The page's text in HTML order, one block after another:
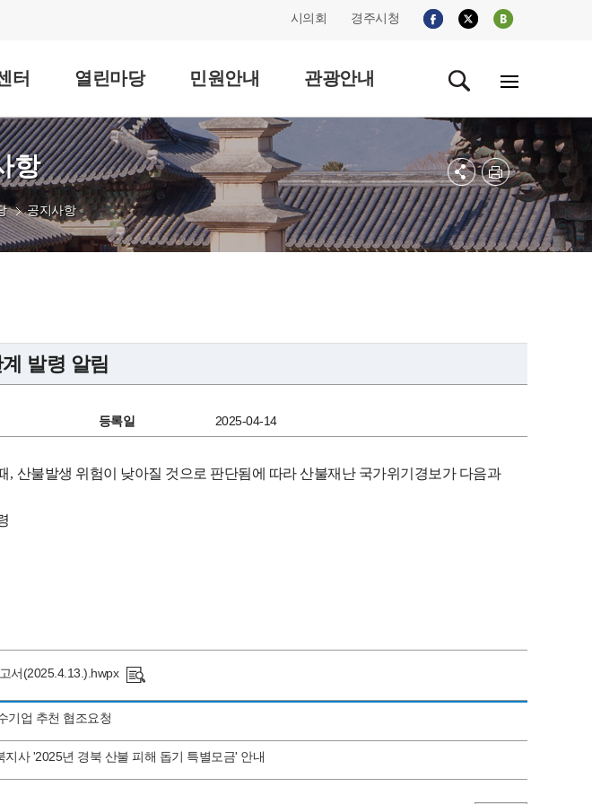
시의회 경주시청
터 열린마당 민원안내 관광안내
항
공지사항
발령 알림
등록일 2025-04-14
, 산불발생 위험이 낮아질 것으로 판단됨에 따라 산불재난 국가위기경보가 다음과
서(2025.4.13.).hwpx
기업 추천 협조요청
지사 '2025년 경북 산불 피해 돕기 특별모금' 안내